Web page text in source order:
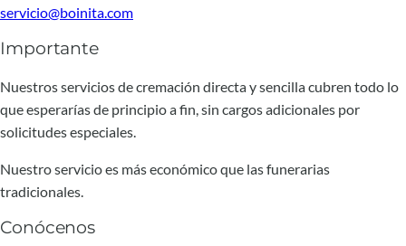
servicio@boinita.com
Importante
Nuestros servicios de cremación directa y sencilla cubren todo lo
que esperarías de principio a fin, sin cargos adicionales por
solicitudes especiales.
Nuestro servicio es más económico que las funerarias
tradicionales.
Conócenos